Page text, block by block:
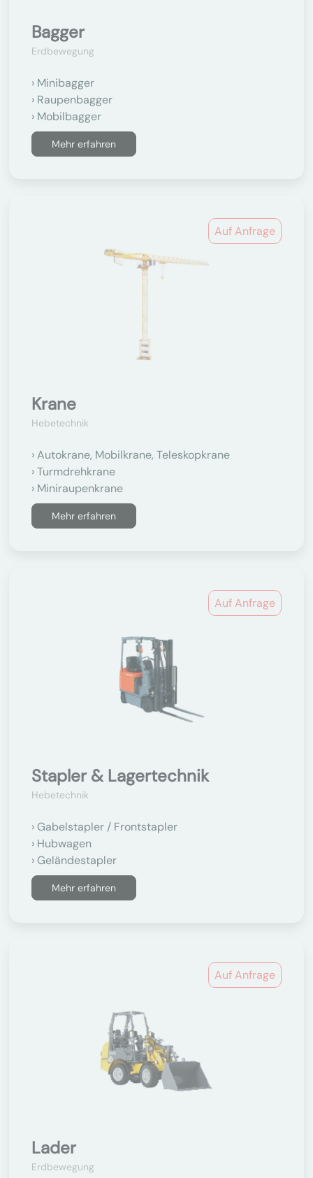
Bagger
Erdbewegung
Minibagger
Raupenbagger
Mobilbagger
Mehr erfahren
Auf Anfrage
Krane
Hebetechnik
Autokrane, Mobilkrane, Teleskopkrane
Turmdrehkrane
Miniraupenkrane
Mehr erfahren
Auf Anfrage
Stapler & Lagertechnik
Hebetechnik
Gabelstapler / Frontstapler
Hubwagen
Geländestapler
Mehr erfahren
Auf Anfrage
Lader
Erdbewegung